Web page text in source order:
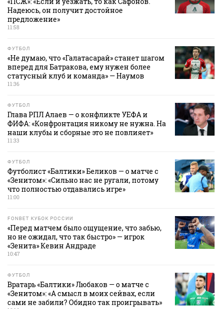
Надеюсь, он получит достойное
предложение»
11:58
ФУТБОЛ
«Не думаю, что «Галатасарай» станет шагом
вперед для Батракова, ему нужен более
статусный клуб и команда» — Наумов
11:36
ФУТБОЛ
Глава РПЛ Алаев — о конфликте УЕФА и
ФИФА: «Конфронтация никому не нужна. На
наши клубы и сборные это не повлияет»
11:33
ФУТБОЛ
Футболист «Балтики» Беликов — о матче с
«Зенитом»: «Сильно нас не ругали, потому
что полностью отдавались игре»
11:00
FONBET КУБОК РОССИИ
«Перед матчем было ощущение, что забью,
но не ожидал, что так быстро» — игрок
«Зенита» Кевин Андраде
10:47
ФУТБОЛ
Вратарь «Балтики» Любаков — о матче с
«Зенитом»: «А смысл в моих сейвах, если
сами не забили? Обидно так проигрывать»